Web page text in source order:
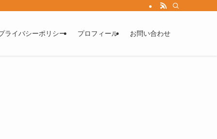
ライバシーポリシー プロフィール お問い合わせ